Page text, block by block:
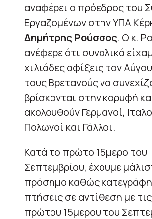
αναφέρει ο πρόεδρος του
Εργαζομένων στην ΥΠΑ
Δημήτρης Ρούσσος. Ο κ.
ανέφερε ότι συνολικά
χιλιάδες αφίξεις τον
τους Βρετανούς να
βρίσκονται στην κορυφή
ακολουθούν Γερμανοί,
Πολωνοί και Γάλλοι.
Κατά το πρώτο 15μερο του
Σεπτεμβρίου, έχουμε
πρόσημο καθώς
πτήσεις σε αντίθεση με
πρώτου 15μερου του